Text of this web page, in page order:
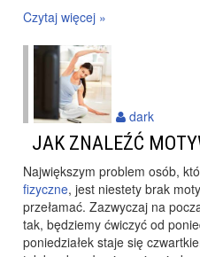
Czytaj więcej »
JAK ZNALEŹĆ
Największym problem osób,
fizyczne, jest niestety brak
przełamać. Zazwyczaj na
tak, będziemy ćwiczyć od
poniedziałek staje się
dark